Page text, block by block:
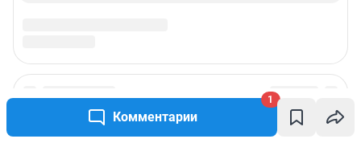
Комментарии
1